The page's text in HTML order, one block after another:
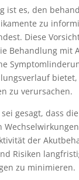
ist es, den
zu
Diese
Behandlung mit
zu verursachen.
gesagt, dass
der
Risiken
zu minimieren.